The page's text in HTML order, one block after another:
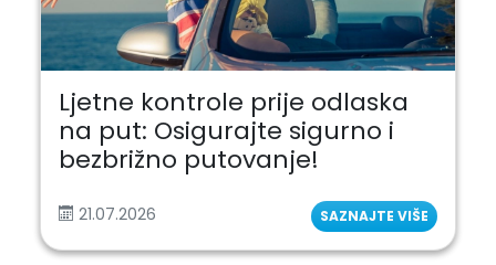
Ljetne kontrole prije odlaska
na put: Osigurajte sigurno i
bezbrižno putovanje!
21.07.2026 SAZNAJTE VIŠE